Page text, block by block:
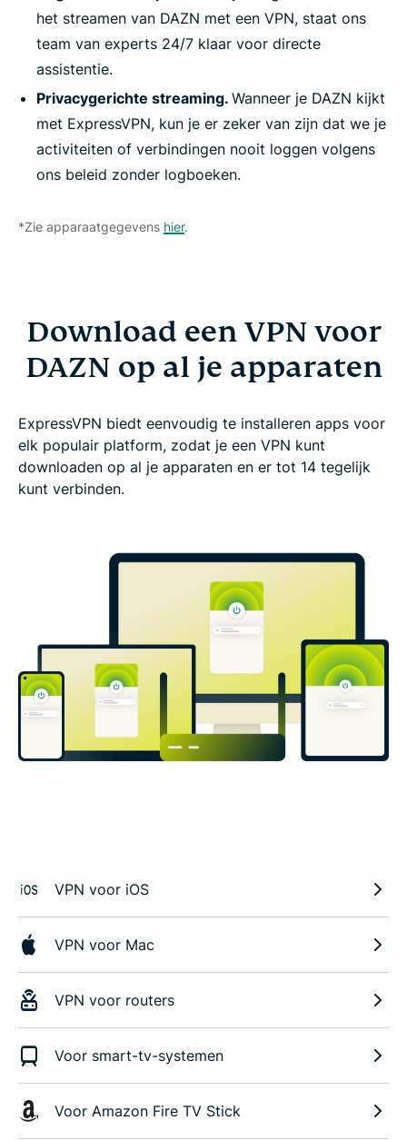
het streamen van DAZN met een VPN, staat ons
team van experts 24/7 klaar voor directe
assistentie.
Privacygerichte streaming. Wanneer je DAZN kijkt
met ExpressVPN, kun je er zeker van zijn dat we je
activiteiten of verbindingen nooit loggen volgens
ons beleid zonder logboeken.
*Zie apparaatgegevens hier.
Download een VPN voor
DAZN op al je apparaten
ExpressVPN biedt eenvoudig te installeren apps voor
elk populair platform, zodat je een VPN kunt
downloaden op al je apparaten en er tot 14 tegelijk
kunt verbinden.
VPN voor iOS
VPN voor Mac
VPN voor routers
Voor smart-tv-systemen
Voor Amazon Fire TV Stick